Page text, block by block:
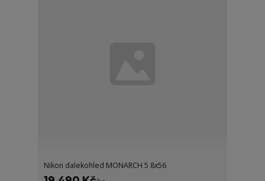
Nikon dalekohled MONARCH 5 8x56